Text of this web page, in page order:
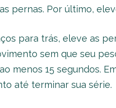
pernas. Por último,
para trás, eleve as
sem que seu
menos 15 segundos.
até terminar sua série.